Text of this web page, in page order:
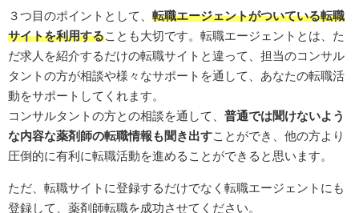
３つ目のポイントとして、 転職エージェントがついている転職
サイトを利用する ことも大切です。転職エージェントとは、た
だ求人を紹介するだけの転職サイトと違って、担当のコンサル
タントの方が相談や様々なサポートを通して、あなたの転職活
動をサポートしてくれます。
コンサルタントの方との相談を通して、 普通では聞けないよう
な内容な薬剤師の転職情報も聞き出す ことができ、他の方より
圧倒的に有利に転職活動を進めることができると思います。
ただ、転職サイトに登録するだけでなく転職エージェントにも
登録して、薬剤師転職を成功させてください。